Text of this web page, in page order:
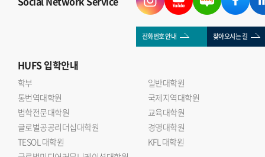
전화번호 안내 찾아오시는 길
HUFS입학안내
학부
일반대학원
통번역대학원
국제지역대학원
법학전문대학원
교육대학원
글로벌공공리더십대학원
경영대학원
TESOL 대학원
KFL 대학원